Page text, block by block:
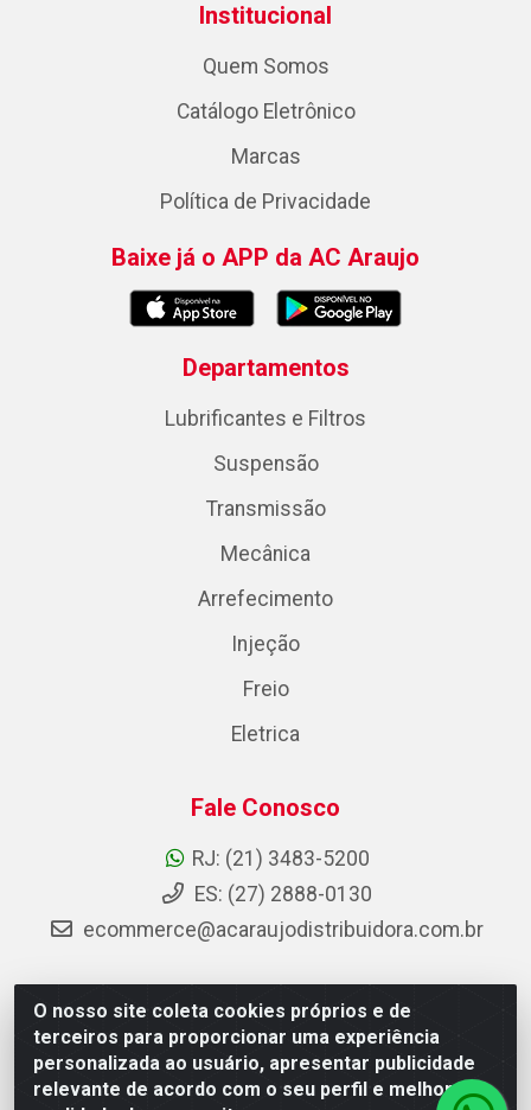
O nosso site coleta cookies próprios e de
terceiros para proporcionar uma experiência
personalizada ao usuário, apresentar publicidade
relevante de acordo com o seu perfil e melhorar a
Institucional
Quem Somos
Catálogo Eletrônico
Marcas
Política de Privacidade
Baixe já o APP da AC Araujo
Departamentos
Lubrificantes e Filtros
Suspensão
Transmissão
Mecânica
Arrefecimento
Injeção
Freio
Eletrica
Fale Conosco
RJ: (21) 3483-5200
ES: (27) 2888-0130
ecommerce@acaraujodistribuidora.com.br
AC Araujo Distribuidora - Rua Carneiro de Campos, 42 -
São Cristóvão, Rio de Janeiro/RJ - CEP 20.920-410 -
CNPJ 08.744.753/0003-85